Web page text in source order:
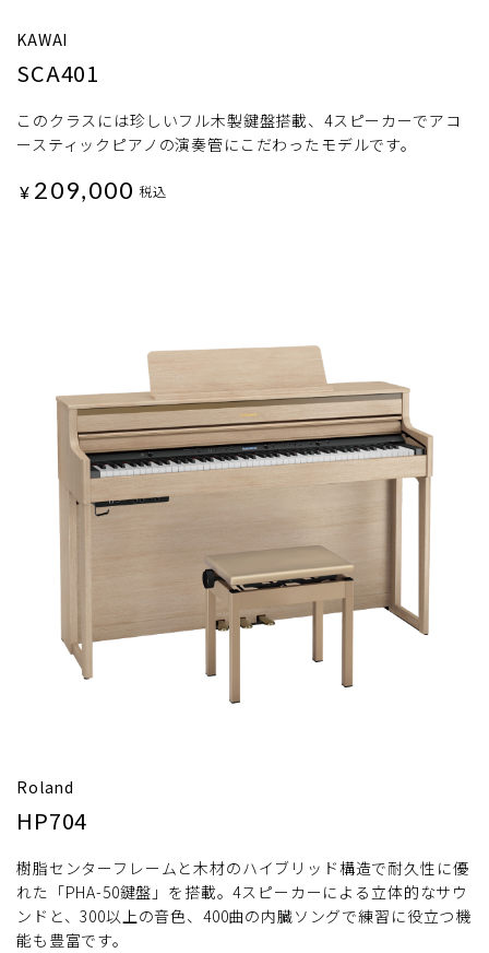
KAWAI
SCA401
このクラスには珍しいフル木製鍵盤搭載、4スピーカーでアコ
ースティックピアノの演奏管にこだわったモデルです。
¥ 209,000 税込
Roland
HP704
樹脂センターフレームと木材のハイブリッド構造で耐久性に優
れた「PHA-50鍵盤」を搭載。4スピーカーによる立体的なサウ
ンドと、300以上の音色、400曲の内臓ソングで練習に役立つ機
能も豊富です。